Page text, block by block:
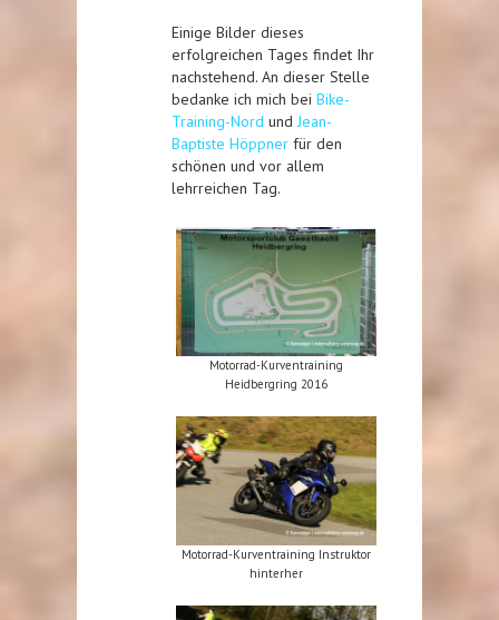
Einige Bilder dieses
erfolgreichen Tages findet Ihr
nachstehend. An dieser Stelle
bedanke ich mich bei Bike-
Training-Nord und Jean-
Baptiste Höppner für den
schönen und vor allem
lehrreichen Tag.
Motorrad-Kurventraining
Heidbergring 2016
Motorrad-Kurventraining Instruktor
hinterher